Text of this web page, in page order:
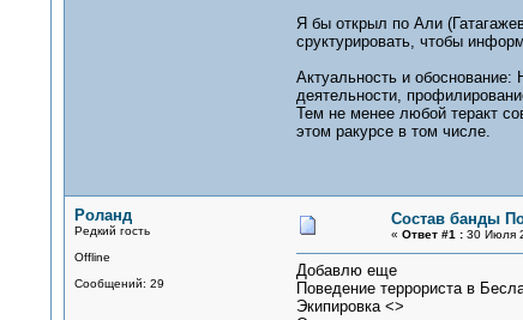
Я бы открыл по Али
сруктурировать, чтобы
Актуальность и обоснование:
деятельности,
Тем не менее любой теракт
этом ракурсе в том числе.
Роланд
Редкий гость
Offline
Сообщений: 29
Состав банды
« Ответ #1 :30 Июля
Добавлю еще
Поведение террориста в
Экипировка <>